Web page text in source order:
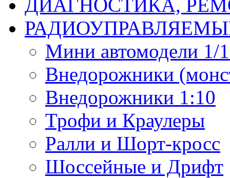
ДИАГНОСТИКА,
Мини автомодели 1/
Внедорожники
Внедорожники 1:10
Трофи и Краулеры
Ралли и Шорт-кросс
Шоссейные и Дрифт